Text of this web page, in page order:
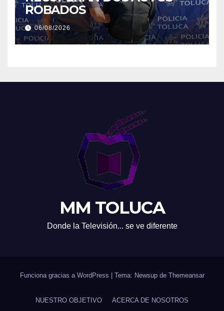
ROBADOS
06/08/2026
MM TOLUCA
Donde la Televisión... se ve diferente
Funciona gracias a WordPress Tema: Newsup de Themeansar
NUESTRO OBJETIVO ACERCA DE NOSOTROS